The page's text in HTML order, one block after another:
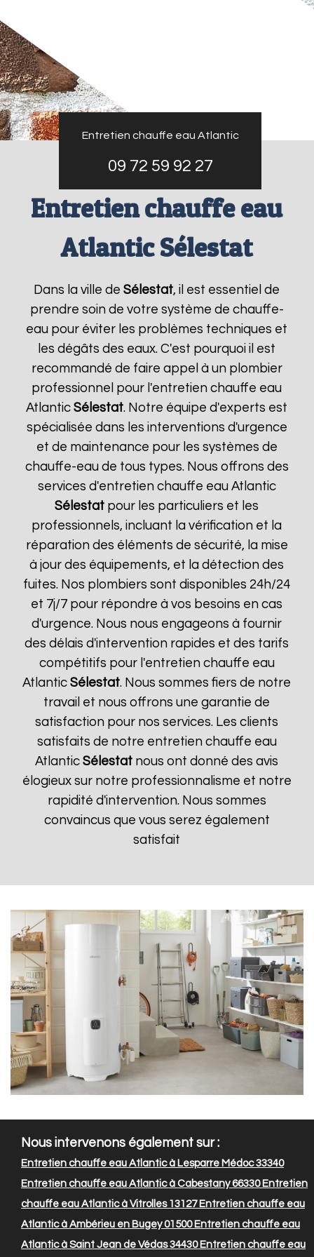
Entretien chauffe eau Atlantic
09 72 59 92 27
Entretien chauffe eau
Atlantic Sélestat
Dans la ville deSélestat, il est essentiel de
prendre soin de votre système de chauffe-
eau pour éviter les problèmes techniques et
les dégâts des eaux. C'est pourquoi il est
recommandé de faire appel à un plombier
professionnel pour l'entretien chauffe eau
AtlanticSélestat. Notre équipe d'experts est
spécialisée dans les interventions d'urgence
et de maintenance pour les systèmes de
chauffe-eau de tous types. Nous offrons des
services d'entretien chauffe eau Atlantic
Sélestat pour les particuliers et les
professionnels, incluant la vérification et la
réparation des éléments de sécurité, la mise
à jour des équipements, et la détection des
fuites. Nos plombiers sont disponibles 24h/24
et 7j/7 pour répondre à vos besoins en cas
d'urgence. Nous nous engageons à fournir
des délais d'intervention rapides et des tarifs
compétitifs pour l'entretien chauffe eau
AtlanticSélestat. Nous sommes fiers de notre
travail et nous offrons une garantie de
satisfaction pour nos services. Les clients
satisfaits de notre entretien chauffe eau
AtlanticSélestat nous ont donné des avis
élogieux sur notre professionnalisme et notre
rapidité d'intervention. Nous sommes
convaincus que vous serez également
satisfait
Nous intervenons également sur :
Entretien chauffe eau Atlantic à Lesparre Médoc 33340
Entretien chauffe eau Atlantic à Cabestany 66330Entretien
chauffe eau Atlantic à Vitrolles 13127Entretien chauffe eau
Atlantic à Ambérieu en Bugey 01500Entretien chauffe eau
Atlantic à Saint Jean de Védas 34430Entretien chauffe eau